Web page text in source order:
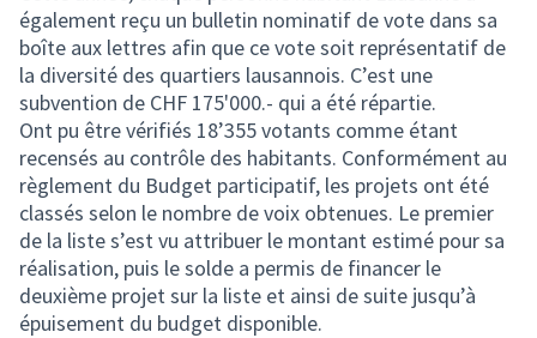
également reçu un bulletin nominatif de vote dans sa
boîte aux lettres afin que ce vote soit représentatif de
la diversité des quartiers lausannois. C’est une
subvention de CHF 175'000.- qui a été répartie.
Ont pu être vérifiés 18’355 votants comme étant
recensés au contrôle des habitants. Conformément au
règlement du Budget participatif, les projets ont été
classés selon le nombre de voix obtenues. Le premier
de la liste s’est vu attribuer le montant estimé pour sa
réalisation, puis le solde a permis de financer le
deuxième projet sur la liste et ainsi de suite jusqu’à
épuisement du budget disponible.